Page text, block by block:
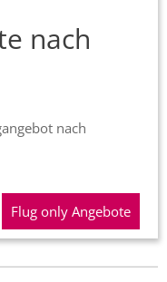
nach
nach
Flug only Angebote